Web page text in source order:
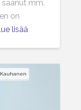
saanut mm.
on
lisää